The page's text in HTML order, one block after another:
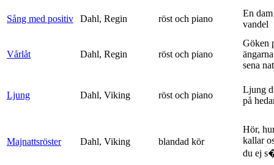
Sång med positiv Dahl, Regin röst och piano
En
vandel
Vårlåt Dahl, Regin röst och piano
Göken
sena
Ljung Dahl, Viking röst och piano
Ljung
på
Majnattsröster Dahl, Viking blandad kör
Hör,
kallar
du ej